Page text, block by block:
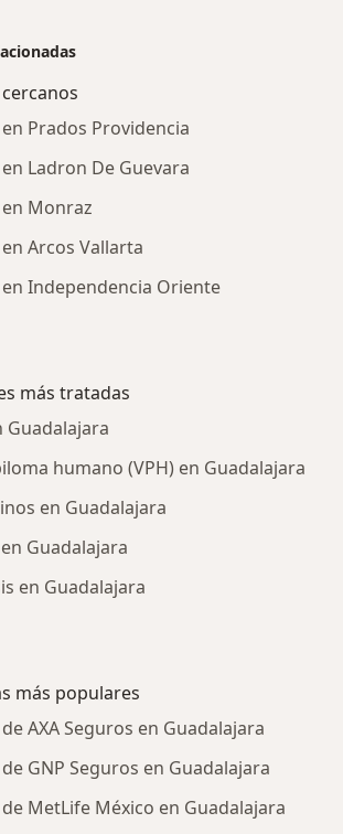
Prados Providencia
Ladron De Guevara
Monraz
Arcos Vallarta
Independencia Oriente
más tratadas
Guadalajara
humano (VPH) en Guadalajara
en Guadalajara
Guadalajara
en Guadalajara
más populares
AXA Seguros en Guadalajara
GNP Seguros en Guadalajara
MetLife México en Guadalajara